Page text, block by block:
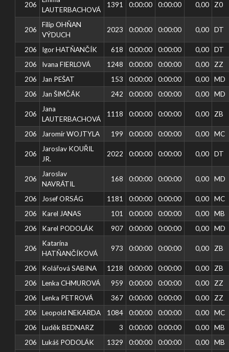
206
LAUTERBACHOVÁ
1391 0:00:00 0:00:00 0,00 Z0
206
Filip OHŇAN
VÝDUCH
2023 0:00:00 0:00:00 0,00 DT
206 Igor HATŇANČÍK 618 0:00:00 0:00:00 0,00
DT
206
Ivana FIERLOVÁ 1248 0:00:00 0:00:00 0,00
ZZ
206
Jan PEŠAT 153 0:00:00 0:00:00 0,00
MD
206
Jan ŠIMČÁK 242 0:00:00 0:00:00 0,00 MD
206
Jana
LAUTERBACHOVÁ
1118 0:00:00 0:00:00 0,00 ZB
206 Jaromír WOJTYLA 199 0:00:00 0:00:00 0,00 MC
206
Jaroslav KOUŘIL
JR.
2022 0:00:00 0:00:00 0,00 DT
206
Jaroslav
NAVRÁTIL
168 0:00:00 0:00:00 0,00 MD
206 Josef ORSÁG 1181 0:00:00 0:00:00 0,00
MC
206
Karel JANAS 101 0:00:00 0:00:00 0,00
MB
206
Karel PODOLÁK 907 0:00:00 0:00:00 0,00 MD
206
Katarína
HATŇANČÍKOVÁ
973 0:00:00 0:00:00 0,00 ZB
206 Kolářová SABINA 1218 0:00:00 0:00:00 0,00
ZB
206
Lenka CHMUROVÁ 959 0:00:00 0:00:00 0,00
ZZ
206
Lenka PETROVÁ 367 0:00:00 0:00:00 0,00
ZZ
206
Leopold NEKARDA 1084 0:00:00 0:00:00 0,00
MC
206
Luděk BEDNARZ 3 0:00:00 0:00:00 0,00
MB
206
Lukáš PODOLÁK 1329 0:00:00 0:00:00 0,00
MB